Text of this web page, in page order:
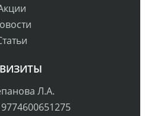
Л.А.